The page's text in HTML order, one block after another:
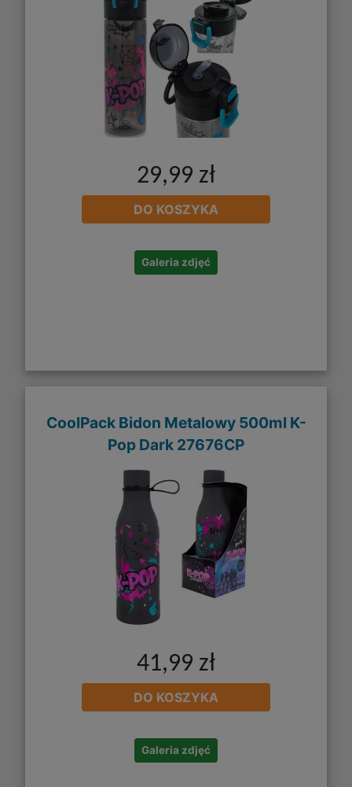
29,99 zł
DO KOSZYKA
Galeria zdjęć
CoolPack Bidon Metalowy 500ml K-
Pop Dark 27676CP
41,99 zł
DO KOSZYKA
Galeria zdjęć